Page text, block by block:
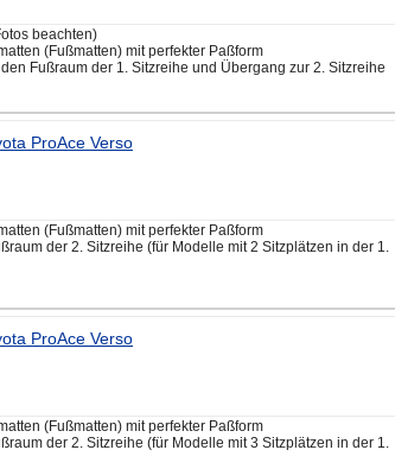
beachten)
(Fußmatten) mit perfekter Paßform
Fußraum der 1. Sitzreihe und Übergang zur 2. Sitzreihe
ProAce Verso
(Fußmatten) mit perfekter Paßform
der 2. Sitzreihe (für Modelle mit 2 Sitzplätzen in der 1.
ProAce Verso
(Fußmatten) mit perfekter Paßform
der 2. Sitzreihe (für Modelle mit 3 Sitzplätzen in der 1.